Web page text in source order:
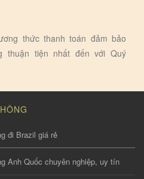
thức thanh toán đảm bảo
thuận tiện nhất đến với Quý
đi Brazil giá rẻ
Anh Quốc chuyên nghiệp, uy tín